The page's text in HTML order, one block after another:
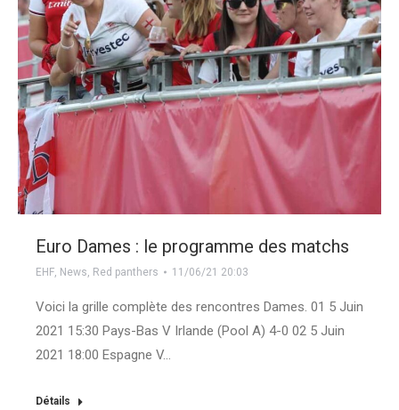
Euro Dames : le programme des matchs
EHF, News, Red panthers 11/06/21 20:03
Voici la grille complète des rencontres Dames. 01 5 Juin
2021 15:30 Pays-Bas V Irlande (Pool A) 4-0 02 5 Juin
2021 18:00 Espagne V…
Détails